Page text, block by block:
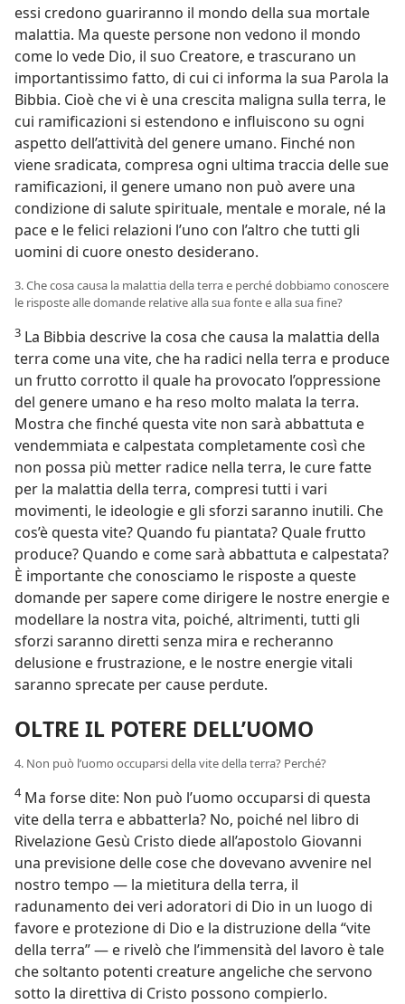
essi credono guariranno il mondo della sua mortale
malattia. Ma queste persone non vedono il mondo
come lo vede Dio, il suo Creatore, e trascurano un
importantissimo fatto, di cui ci informa la sua Parola la
Bibbia. Cioè che vi è una crescita maligna sulla terra, le
cui ramificazioni si estendono e influiscono su ogni
aspetto dell’attività del genere umano. Finché non
viene sradicata, compresa ogni ultima traccia delle sue
ramificazioni, il genere umano non può avere una
condizione di salute spirituale, mentale e morale, né la
pace e le felici relazioni l’uno con l’altro che tutti gli
uomini di cuore onesto desiderano.
3. Che cosa causa la malattia della terra e perché dobbiamo conoscere
le risposte alle domande relative alla sua fonte e alla sua fine?
3 La Bibbia descrive la cosa che causa la malattia della
terra come una vite, che ha radici nella terra e produce
un frutto corrotto il quale ha provocato l’oppressione
del genere umano e ha reso molto malata la terra.
Mostra che finché questa vite non sarà abbattuta e
vendemmiata e calpestata completamente così che
non possa più metter radice nella terra, le cure fatte
per la malattia della terra, compresi tutti i vari
movimenti, le ideologie e gli sforzi saranno inutili. Che
cos’è questa vite? Quando fu piantata? Quale frutto
produce? Quando e come sarà abbattuta e calpestata?
È importante che conosciamo le risposte a queste
domande per sapere come dirigere le nostre energie e
modellare la nostra vita, poiché, altrimenti, tutti gli
sforzi saranno diretti senza mira e recheranno
delusione e frustrazione, e le nostre energie vitali
saranno sprecate per cause perdute.
OLTRE IL POTERE DELL’UOMO
4. Non può l’uomo occuparsi della vite della terra? Perché?
4Ma forse dite: Non può l’uomo occuparsi di questa
vite della terra e abbatterla? No, poiché nel libro di
Rivelazione Gesù Cristo diede all’apostolo Giovanni
una previsione delle cose che dovevano avvenire nel
nostro tempo — la mietitura della terra, il
radunamento dei veri adoratori di Dio in un luogo di
favore e protezione di Dio e la distruzione della “vite
della terra” — e rivelò che l’immensità del lavoro è tale
che soltanto potenti creature angeliche che servono
sotto la direttiva di Cristo possono compierlo.